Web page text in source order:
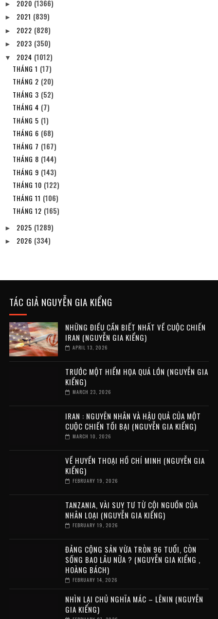
► 2020 (1366)
► 2021 (839)
► 2022 (828)
► 2023 (350)
▼ 2024 (1012)
THÁNG 1 (17)
THÁNG 2 (20)
THÁNG 3 (52)
THÁNG 4 (7)
THÁNG 5 (1)
THÁNG 6 (68)
THÁNG 7 (167)
THÁNG 8 (144)
THÁNG 9 (143)
THÁNG 10 (122)
THÁNG 11 (106)
THÁNG 12 (165)
► 2025 (1289)
► 2026 (334)
TÁC GIẢ NGUYỄN GIA KIỂNG
NHỮNG ĐIỀU CẦN BIẾT NHẤT VỀ CUỘC CHIẾN
IRAN (NGUYỄN GIA KIỂNG)
APRIL 13, 2026
TRƯỚC MỘT HIỂM HỌA QUÁ LỚN (NGUYỄN GIA
KIỂNG)
MARCH 23, 2026
IRAN : NGUYÊN NHÂN VÀ HẬU QUẢ CỦA MỘT
CUỘC CHIẾN TỒI BẠI (NGUYỄN GIA KIỂNG)
MARCH 10, 2026
VỀ HUYỀN THOẠI HỒ CHÍ MINH (NGUYỄN GIA
KIỂNG)
FEBRUARY 19, 2026
TANZANIA, VÀI SUY TƯ TỪ CỘI NGUỒN CỦA
NHÂN LOẠI (NGUYỄN GIA KIỂNG)
FEBRUARY 19, 2026
ĐẢNG CỘNG SẢN VỪA TRÒN 96 TUỔI, CÒN
SỐNG BAO LÂU NỮA ? (NGUYỄN GIA KIỂNG ,
HOÀNG BÁCH)
FEBRUARY 14, 2026
NHÌN LẠI CHỦ NGHĨA MÁC – LÊNIN (NGUYỄN
GIA KIỂNG)